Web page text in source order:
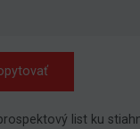
list ku